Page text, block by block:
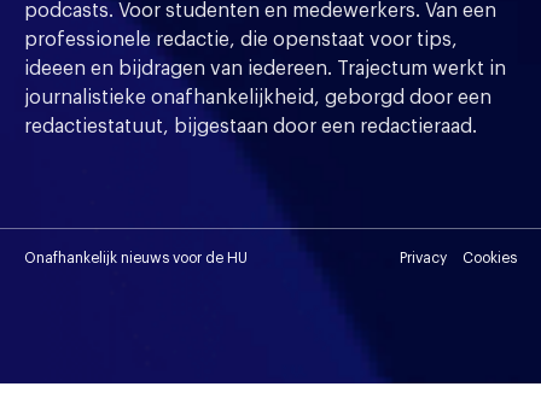
podcasts. Voor studenten en medewerkers. Van een
professionele redactie, die openstaat voor tips,
ideeen en bijdragen van iedereen. Trajectum werkt in
journalistieke onafhankelijkheid, geborgd door een
redactiestatuut, bijgestaan door een redactieraad.
Onafhankelijk nieuws voor de HU Privacy Cookies